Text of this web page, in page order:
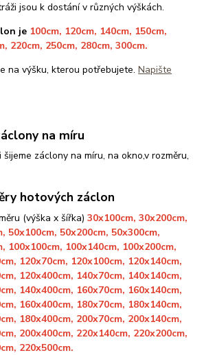
jsou k dostání v různých výškách.
je 100cm, 120cm, 140cm, 150cm,
220cm, 250cm, 280cm, 300cm.
na výšku, kterou potřebujete.Napište
na míru
záclony na míru, na okno,v rozměru,
hotových záclon
(výška x šířka)30x100cm, 30x200cm,
50x100cm, 50x200cm, 50x300cm,
100x100cm, 100x140cm, 100x200cm,
120x70cm, 120x100cm, 120x140cm,
120x400cm, 140x70cm, 140x140cm,
140x400cm, 160x70cm, 160x140cm,
160x400cm, 180x70cm, 180x140cm,
180x400cm, 200x70cm, 200x140cm,
200x400cm, 220x140cm, 220x200cm,
220x500cm.